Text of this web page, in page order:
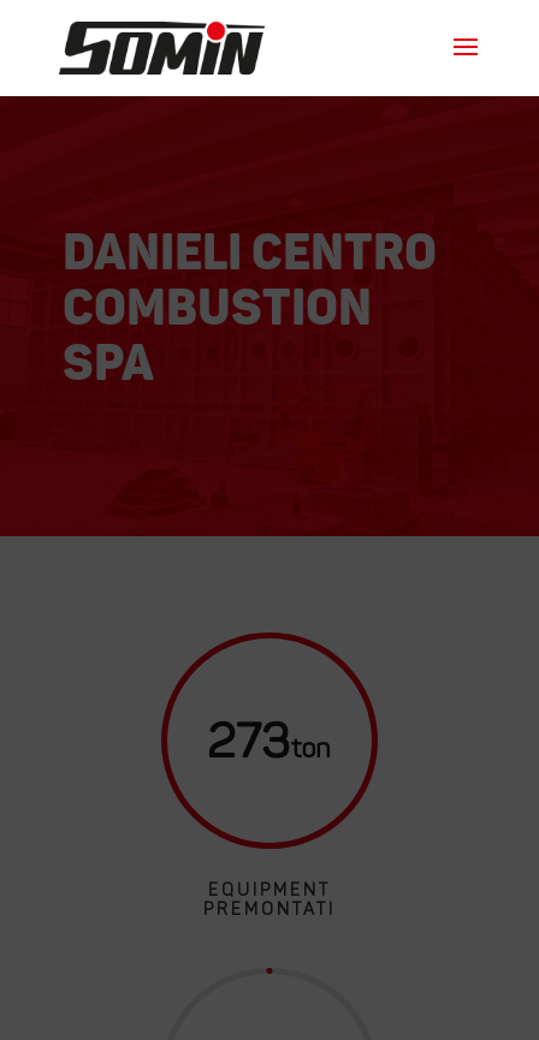
danieli centro
combustion
spa
273
EQUIPMENT
PREMONTATI